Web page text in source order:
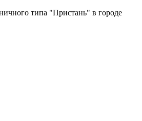
типа "Пристань" в городе